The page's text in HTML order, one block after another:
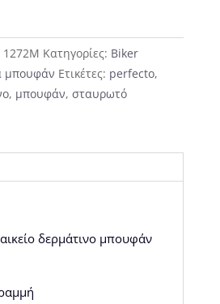
1272M Κατηγορίες: Biker
μπουφάν Ετικέτες: perfecto,
, μπουφάν, σταυρωτό
δερμάτινο μπουφάν